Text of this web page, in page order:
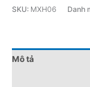
SKU: MXH06 Danh
Mô tả